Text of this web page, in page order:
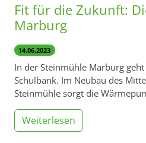
Fit für die Zukunft:
Marburg
14.06.2023
In der Steinmühle Marburg
Schulbank. Im Neubau des
Steinmühle sorgt die
Weiterlesen